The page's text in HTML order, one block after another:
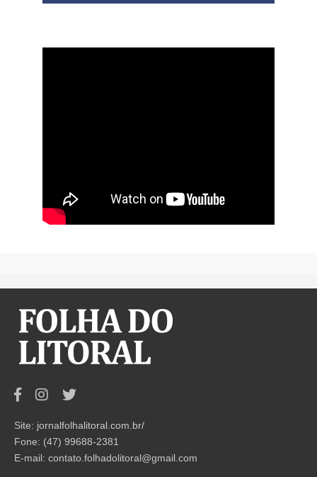
Site: jornalfolhalitoral.com.br/
Fone: (47) 99688-2381
E-mail: contato.folhadolitoral@gmail.com